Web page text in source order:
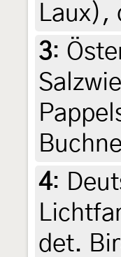
Laux),
3:
4:
det.